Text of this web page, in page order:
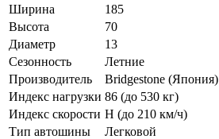
Ширина
185
Высота
70
Диаметр
13
Сезонность
Летние
Производитель
Bridgestone (Япония)
Индекс нагрузки 86 (до 530 кг)
Индекс скорости H (до 210 км/ч)
Тип автошины
Легковой